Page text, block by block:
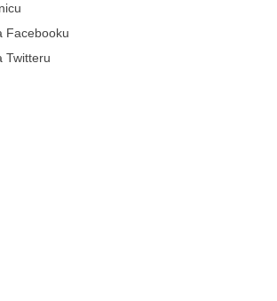
Facebooku
Twitteru